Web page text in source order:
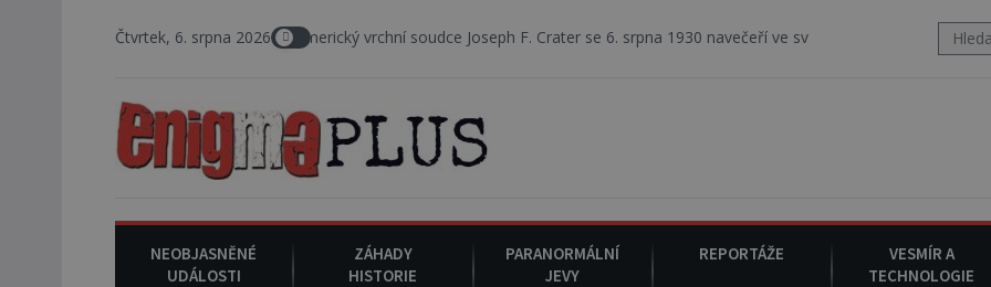
Čtvrtek, 6. srpna 2026
6. srpna 1930 : Americký vrchní soudce Joseph F. Crater se 6. srpna 1930 navečeří ve své oblíbené restauraci, pak si na ulici
NEOBJASNĚNÉ
UDÁLOSTI
ZÁHADY
HISTORIE
PARANORMÁLNÍ
JEVY
REPORTÁŽE
VESMÍR A
TECHNOLOGIE